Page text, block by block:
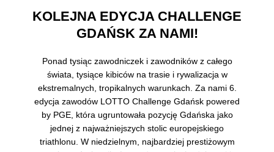
KOLEJNA EDYCJA CHALLENGE
GDAŃSK ZA NAMI!
Ponad tysiąc zawodniczek i zawodników z całego
świata, tysiące kibiców na trasie i rywalizacja w
ekstremalnych, tropikalnych warunkach. Za nami 6.
edycja zawodów LOTTO Challenge Gdańsk powered
by PGE, która ugruntowała pozycję Gdańska jako
jednej z najważniejszych stolic europejskiego
triathlonu. W niedzielnym, najbardziej prestiżowym